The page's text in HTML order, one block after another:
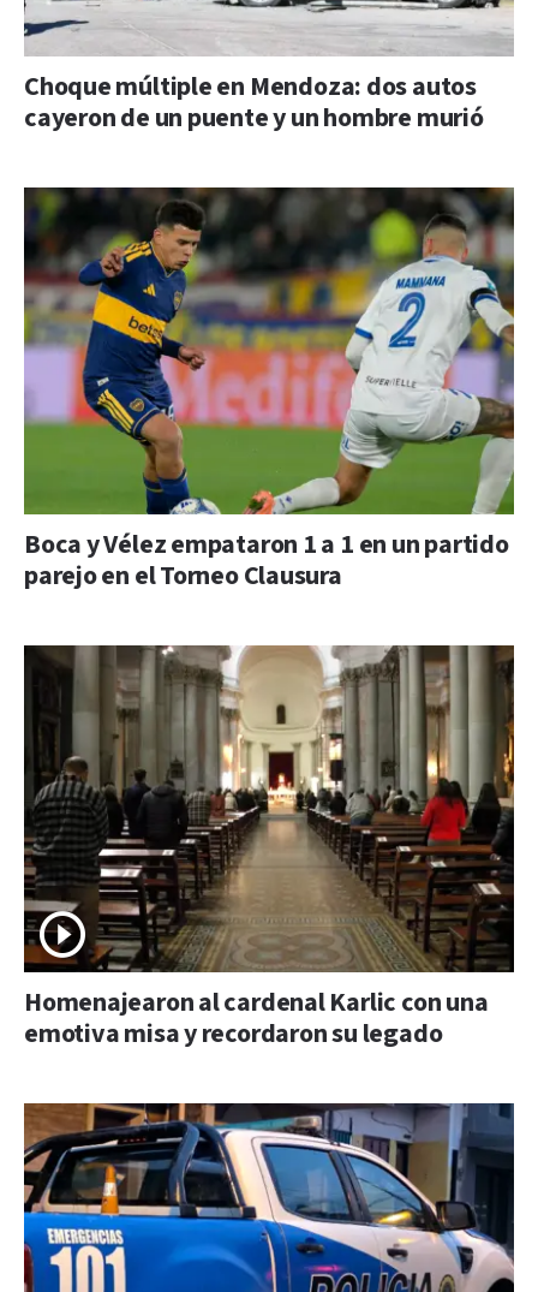
Choque múltiple en Mendoza: dos autos
cayeron de un puente y un hombre murió
Boca y Vélez empataron 1 a 1 en un partido
parejo en el Torneo Clausura
Homenajearon al cardenal Karlic con una
emotiva misa y recordaron su legado